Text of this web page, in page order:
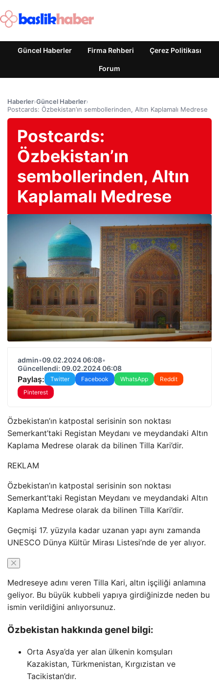
Güncel Haberler Firma Rehberi Çerez Politikası
Forum
Haberler›Güncel Haberler›
Postcards: Özbekistan’ın sembollerinden, Altın Kaplamalı Medrese
Postcards:
Özbekistan’ın
sembollerinden, Altın
Kaplamalı Medrese
admin•09.02.2024 06:08•
Güncellendi: 09.02.2024 06:08
Paylaş: Twitter Facebook WhatsApp
Reddit
Pinterest
Özbekistan’ın katpostal serisinin son noktası
Semerkant’taki Registan Meydanı ve meydandaki Altın
Kaplama Medrese olarak da bilinen Tilla Kari’dir.
REKLAM
Özbekistan’ın katpostal serisinin son noktası
Semerkant’taki Registan Meydanı ve meydandaki Altın
Kaplama Medrese olarak da bilinen Tilla Kari’dir.
Geçmişi 17. yüzyıla kadar uzanan yapı aynı zamanda
UNESCO Dünya Kültür Mirası Listesi’nde de yer alıyor.
Medreseye adını veren Tilla Kari, altın işçiliği anlamına
geliyor. Bu büyük kubbeli yapıya girdiğinizde neden bu
ismin verildiğini anlıyorsunuz.
Özbekistan hakkında genel bilgi:
Orta Asya’da yer alan ülkenin komşuları
Kazakistan, Türkmenistan, Kırgızistan ve
Tacikistan’dır.